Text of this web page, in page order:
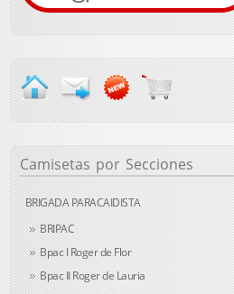
Camisetas por Secciones
BRIGADA PARACAIDISTA
BRIPAC
Bpac I Roger de Flor
Bpac II Roger de Lauria